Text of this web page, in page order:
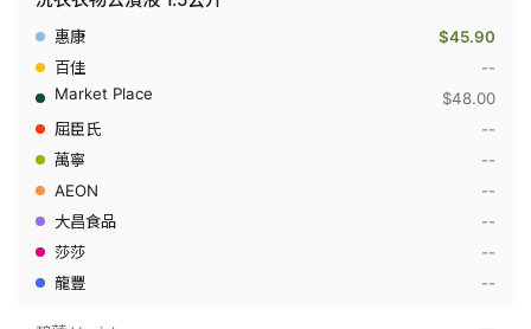
Vanish
-
洗
衣
漬
1.5
$45.90
--
$48.00
--
--
--
--
--
--